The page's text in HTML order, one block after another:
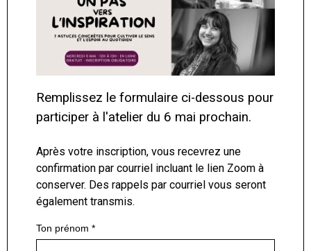
Remplissez le formulaire ci-dessous pour
participer à l'atelier du 6 mai prochain.
Après votre inscription, vous recevrez une
confirmation par courriel incluant le lien Zoom à
conserver. Des rappels par courriel vous seront
également transmis.
Ton prénom *